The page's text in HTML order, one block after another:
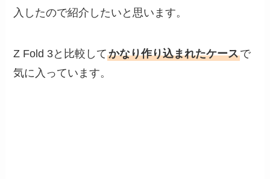
入したので紹介したいと思います。
Z Fold 3と比較してかなり作り込まれたケースで
気に入っています。